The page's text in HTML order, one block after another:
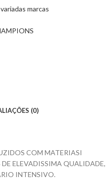
marcas
(0)
COM MATERIASI
ELEVADISSIMA QUALIDADE,
INTENSIVO.